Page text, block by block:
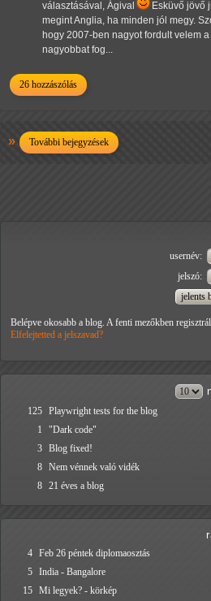
választásával, Ágival
Esküvő jövő
megint Anglia, ha minden jól megy.
hogy 2007-ben nagyot fordult velem
nagyobbat fog...
26 hozzászólás
További bejegyzések
usernév:
jelszó:
Belépve okosabb a blog. A fenti mezőkben
Elfelejtetted a jelszavad?
125 Playwright tests for the blog
1
"Dark code"
3 Blog fixed!
8 Nem vénnek való vidék
8 21 éves a blog
4 Feb 26 péntek diplomaosztás
5 India - Bangalore
15 Mi legyek? - körkép